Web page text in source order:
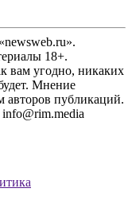
18+.
вам угодно, никаких
Мнение
авторов публикаций.